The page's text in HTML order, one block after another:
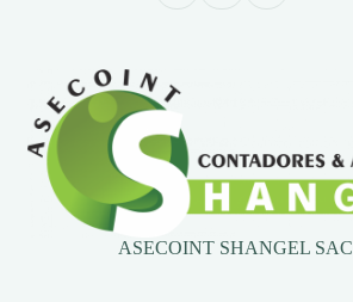
ASECOINT SHANGEL SAC